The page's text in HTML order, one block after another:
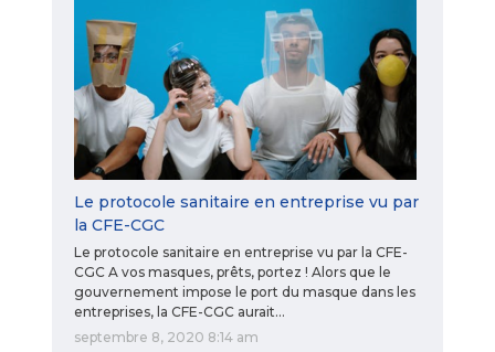
Le protocole sanitaire en entreprise vu par
la CFE-CGC
Le protocole sanitaire en entreprise vu par la CFE-
CGC A vos masques, prêts, portez ! Alors que le
gouvernement impose le port du masque dans les
entreprises, la CFE-CGC aurait…
septembre 8, 2020 8:14 am